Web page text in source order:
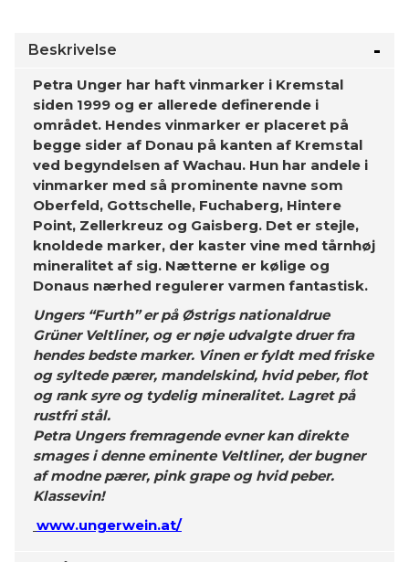
Beskrivelse
Petra Unger har haft vinmarker i Kremstal
siden 1999 og er allerede definerende i
området. Hendes vinmarker er placeret på
begge sider af Donau på kanten af Kremstal
ved begyndelsen af Wachau. Hun har andele i
vinmarker med så prominente navne som
Oberfeld, Gottschelle, Fuchaberg, Hintere
Point, Zellerkreuz og Gaisberg. Det er stejle,
knoldede marker, der kaster vine med tårnhøj
mineralitet af sig. Nætterne er kølige og
Donaus nærhed regulerer varmen fantastisk.
Ungers “Furth” er på Østrigs nationaldrue
Grüner Veltliner, og er nøje udvalgte druer fra
hendes bedste marker. Vinen er fyldt med friske
og syltede pærer, mandelskind, hvid peber, flot
og rank syre og tydelig mineralitet. Lagret på
rustfri stål.
Petra Ungers fremragende evner kan direkte
smages i denne eminente Veltliner, der bugner
af modne pærer, pink grape og hvid peber.
Klassevin!
www.ungerwein.at/